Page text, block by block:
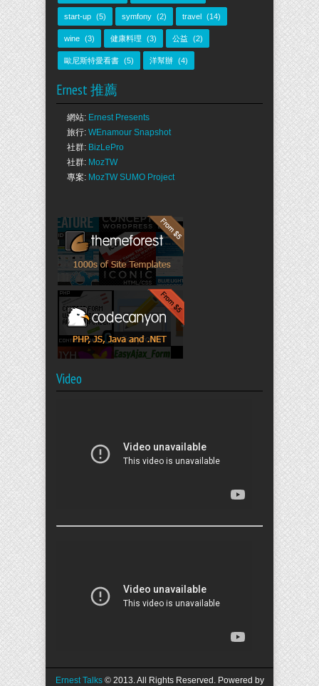
start-up (5) symfony (2) travel (14)
wine (3) 健康料理 (3) 公益 (2)
歐尼斯特愛看書 (5) 洋幫辦 (4)
Ernest 推薦
網站: Ernest Presents
旅行: WEnamour Snapshot
社群: BizLePro
社群: MozTW
專案: MozTW SUMO Project
Video
Ernest Talks© 2013. All Rights Reserved. Powered by